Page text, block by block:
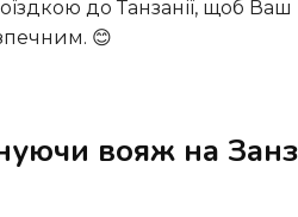
до Танзанії, щоб Ваш
😊
вояж на